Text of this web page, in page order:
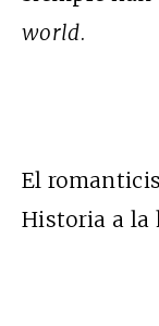
world.
El
Historia a la